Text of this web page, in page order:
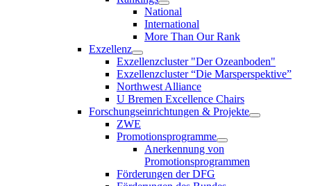
National
International
More Than Our Rank
Exzellenz
Exzellenzcluster "Der Ozeanboden"
Exzellenzcluster “Die Marsperspektive”
Northwest Alliance
U Bremen Excellence Chairs
Forschungseinrichtungen & Projekte
ZWE
Promotionsprogramme
Anerkennung von
Promotionsprogrammen
Förderungen der DFG